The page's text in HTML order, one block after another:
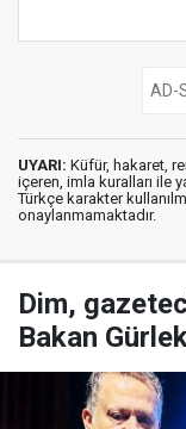
UYARI: Küfür, hakaret,
içeren, imla kuralları ile
Türkçe karakter
onaylanmamaktadır.
Dim,
Bakan